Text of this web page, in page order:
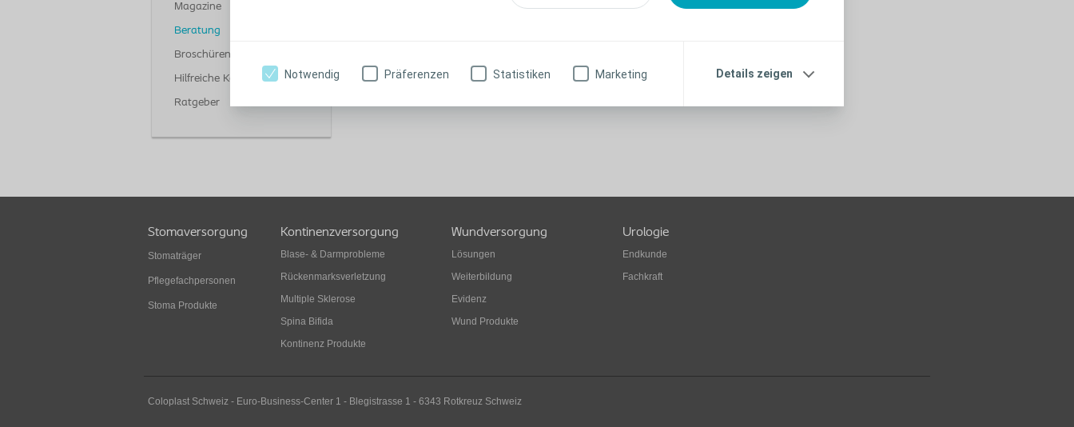
Notwendig Präferenzen Statistiken Marketing Details zeigen
Magazine
Beratung
Broschüren Download
Hilfreiche Kontakte
Ratgeber
Montag bis Freitag: 9.00-15.30 Uhr
Stomaversorgung
Stomaträger
Pflegefachpersonen
Stoma Produkte
Kontinenzversorgung
Blase- & Darmprobleme
Rückenmarksverletzung
Multiple Sklerose
Spina Bifida
Kontinenz Produkte
Wundversorgung
Lösungen
Weiterbildung
Evidenz
Wund Produkte
Urologie
Endkunde
Fachkraft
Coloplast Schweiz - Euro-Business-Center 1 - Blegistrasse 1 - 6343 Rotkreuz Schweiz